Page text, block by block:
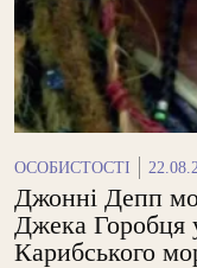
ОСОБИСТОСТІ
Джонні Депп
Джека Горобця
Карибського